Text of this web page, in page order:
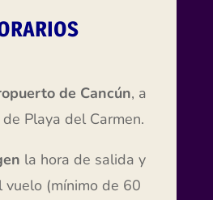
de Cancún, a
Playa del Carmen.
la hora de salida y
vuelo (mínimo de 60